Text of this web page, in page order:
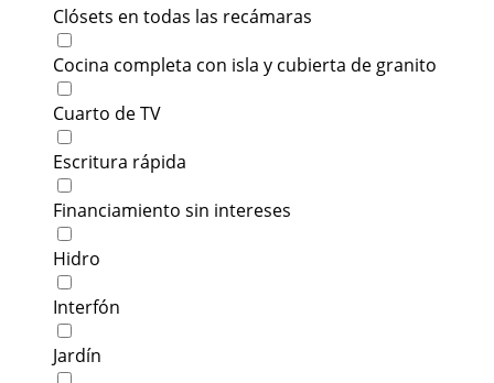
Clósets en todas las recámaras
Cocina completa con isla y cubierta de granito
Cuarto de TV
Escritura rápida
Financiamiento sin intereses
Hidro
Interfón
Jardín